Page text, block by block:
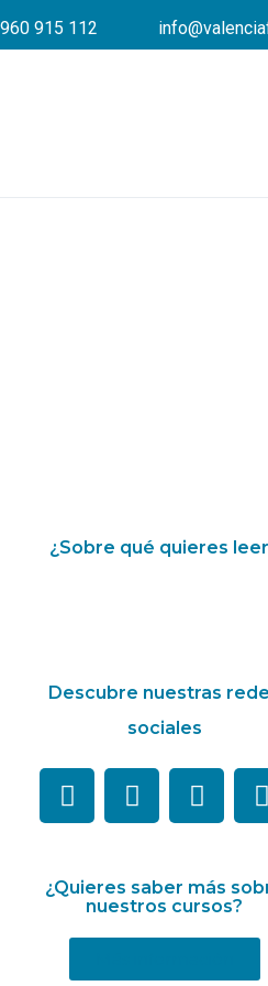
960 915 112
¿Sobre qué quieres
Descubre nuestras
sociales
¿Quieres saber más
nuestros cursos?